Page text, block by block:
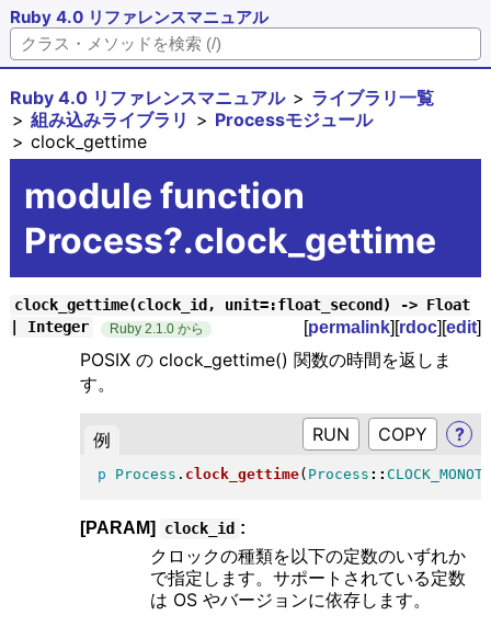
Ruby 4.0 リファレンスマニュアル
Ruby 4.0 リファレンスマニュアル
ライブラリ一覧
組み込みライブラリ
Processモジュール
clock_gettime
module function
Process?.clock_gettime
clock_gettime(clock_id, unit=:float_second) -> Float
| Integer
Ruby 2.1.0 から [permalink][rdoc][edit]
POSIX の clock_gettime() 関数の時間を返しま
す。
例 RUN ?
p Process . clock_gettime( Process ::
[PARAM] clock_id :
クロックの種類を以下の定数のいずれか
で指定します。サポートされている定数
は OS やバージョンに依存します。